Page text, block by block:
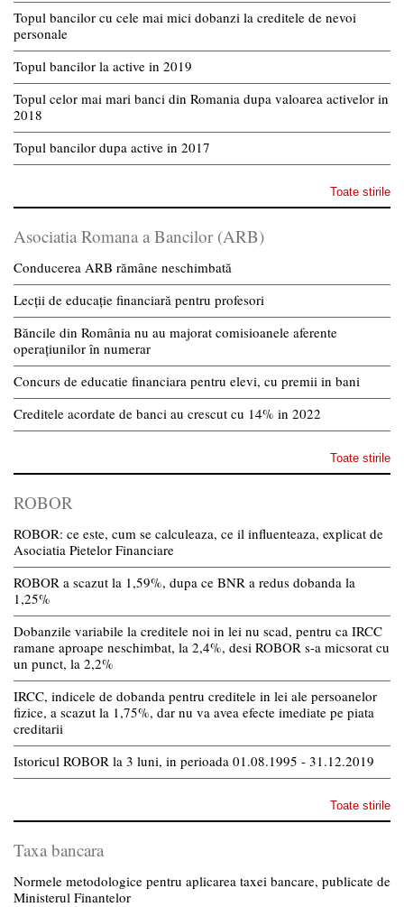
Topul bancilor cu cele mai mici dobanzi la creditele de nevoi
personale
Topul bancilor la active in 2019
Topul celor mai mari banci din Romania dupa valoarea activelor in
2018
Topul bancilor dupa active in 2017
Toate stirile
Asociatia Romana a Bancilor (ARB)
Conducerea ARB rămâne neschimbată
Lecții de educație financiară pentru profesori
Băncile din România nu au majorat comisioanele aferente
operațiunilor în numerar
Concurs de educatie financiara pentru elevi, cu premii in bani
Creditele acordate de banci au crescut cu 14% in 2022
Toate stirile
ROBOR
ROBOR: ce este, cum se calculeaza, ce il influenteaza, explicat de
Asociatia Pietelor Financiare
ROBOR a scazut la 1,59%, dupa ce BNR a redus dobanda la
1,25%
Dobanzile variabile la creditele noi in lei nu scad, pentru ca IRCC
ramane aproape neschimbat, la 2,4%, desi ROBOR s-a micsorat cu
un punct, la 2,2%
IRCC, indicele de dobanda pentru creditele in lei ale persoanelor
fizice, a scazut la 1,75%, dar nu va avea efecte imediate pe piata
creditarii
Istoricul ROBOR la 3 luni, in perioada 01.08.1995 - 31.12.2019
Toate stirile
Taxa bancara
Normele metodologice pentru aplicarea taxei bancare, publicate de
Ministerul Finantelor